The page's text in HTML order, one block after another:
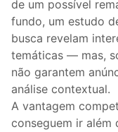
de um possível
fundo, um estudo
busca revelam
temáticas — mas,
não garantem
análise contextual.
A vantagem
conseguem ir além